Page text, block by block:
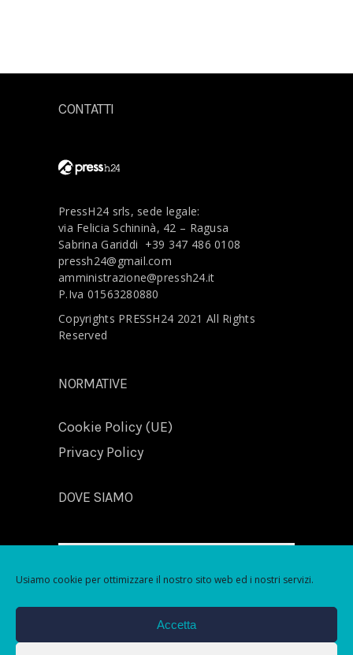
Usiamo cookie per ottimizzare il nostro sito web ed i nostri servizi.
Accetta
CONTATTI
PressH24 srls, sede legale:
via Felicia Schininà, 42 – Ragusa
Sabrina Gariddi +39 347 486 0108
pressh24@gmail.com
amministrazione@pressh24.it
P.Iva 01563280880
Copyrights PRESSH24 2021 All Rights
Reserved
NORMATIVE
Cookie Policy (UE)
Privacy Policy
DOVE SIAMO
Fai clic per accettare i cookie marketing e